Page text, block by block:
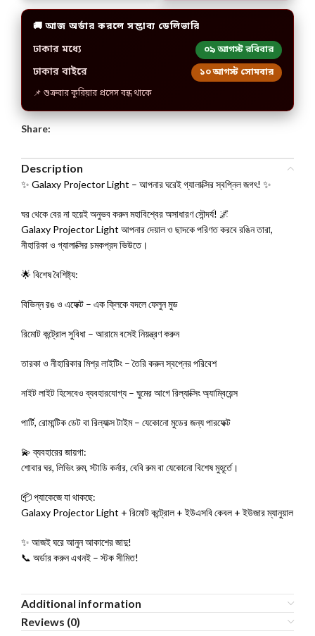
🚚 আজ অর্ডার করলে সম্ভাব্য ডেলিভারি
ঢাকার মধ্যে ০৯ আগস্ট রবিবার
ঢাকার বাইরে ১০ আগস্ট সোমবার
📌 শুক্রবার কুরিয়ার প্রসেস বন্ধ থাকে
Share:
Description
✨ Galaxy Projector Light – আপনার ঘরেই গ্যালাক্সির স্বপ্নিল জগৎ! ✨
ঘর থেকে বের না হয়েই অনুভব করুন মহাবিশ্বের অসাধারণ সৌন্দর্য! 🌌
Galaxy Projector Light আপনার দেয়াল ও ছাদকে পরিণত করবে রঙিন তারা,
নীহারিকা ও গ্যালাক্সির চমকপ্রদ ভিউতে।
🌟 বিশেষ বৈশিষ্ট্য:
বিভিন্ন রঙ ও এফেক্ট – এক ক্লিকে বদলে ফেলুন মুড
রিমোট কন্ট্রোল সুবিধা – আরামে বসেই নিয়ন্ত্রণ করুন
তারকা ও নীহারিকার মিশ্র লাইটিং – তৈরি করুন স্বপ্নের পরিবেশ
নাইট লাইট হিসেবেও ব্যবহারযোগ্য – ঘুমের আগে রিল্যাক্সিং অ্যাম্বিয়েন্স
পার্টি, রোমান্টিক ডেট বা রিল্যাক্স টাইম – যেকোনো মুডের জন্য পারফেক্ট
💫 ব্যবহারের জায়গা:
শোবার ঘর, লিভিং রুম, স্টাডি কর্নার, বেবি রুম বা যেকোনো বিশেষ মুহূর্তে।
📦 প্যাকেজে যা থাকছে:
Galaxy Projector Light + রিমোট কন্ট্রোল + ইউএসবি কেবল + ইউজার ম্যানুয়াল
✨ আজই ঘরে আনুন আকাশের জাদু!
📞 অর্ডার করুন এখনই – স্টক সীমিত!
Additional information
Reviews (0)